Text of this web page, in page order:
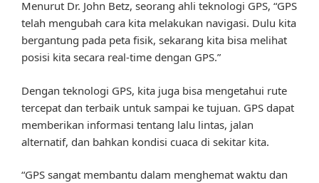
Menurut Dr. John Betz, seorang ahli teknologi GPS, “GPS
telah mengubah cara kita melakukan navigasi. Dulu kita
bergantung pada peta fisik, sekarang kita bisa melihat
posisi kita secara real-time dengan GPS.”
Dengan teknologi GPS, kita juga bisa mengetahui rute
tercepat dan terbaik untuk sampai ke tujuan. GPS dapat
memberikan informasi tentang lalu lintas, jalan
alternatif, dan bahkan kondisi cuaca di sekitar kita.
“GPS sangat membantu dalam menghemat waktu dan